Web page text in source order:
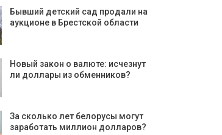
Бывший детский сад продали на
аукционе в Брестской области
Новый закон о валюте: исчезнут
ли доллары из обменников?
За сколько лет белорусы могут
заработать миллион долларов?